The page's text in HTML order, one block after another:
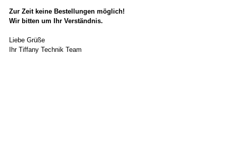
Zur Zeit keine Bestellungen möglich!
Wir bitten um Ihr Verständnis.
Liebe Grüße
Ihr Tiffany Technik Team